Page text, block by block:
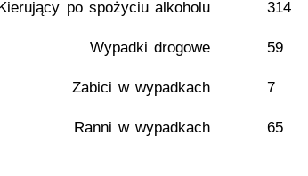
po spożyciu alkoholu 314
Wypadki drogowe 59
Zabici w wypadkach 7
Ranni w wypadkach 65